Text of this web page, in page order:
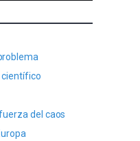
científico
del caos